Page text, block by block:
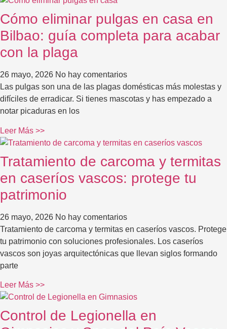
Cómo eliminar pulgas en casa en
Bilbao: guía completa para acabar
con la plaga
26 mayo, 2026 No hay comentarios
Las pulgas son una de las plagas domésticas más molestas y
difíciles de erradicar. Si tienes mascotas y has empezado a
notar picaduras en los
Leer Más >>
Tratamiento de carcoma y termitas
en caseríos vascos: protege tu
patrimonio
26 mayo, 2026 No hay comentarios
Tratamiento de carcoma y termitas en caseríos vascos. Protege
tu patrimonio con soluciones profesionales. Los caseríos
vascos son joyas arquitectónicas que llevan siglos formando
parte
Leer Más >>
Control de Legionella en